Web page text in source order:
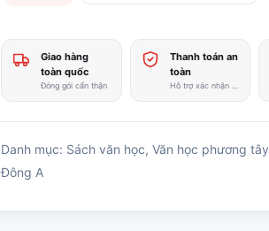
Giao hàng
toàn quốc
Đóng gói cẩn thận
Thanh toán an
toàn
Hỗ trợ xác nhận nhanh
Danh mục: Sách văn học, Văn học phương tây
Đông A